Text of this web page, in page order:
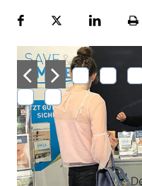
FacebookPlattformLinekdIn